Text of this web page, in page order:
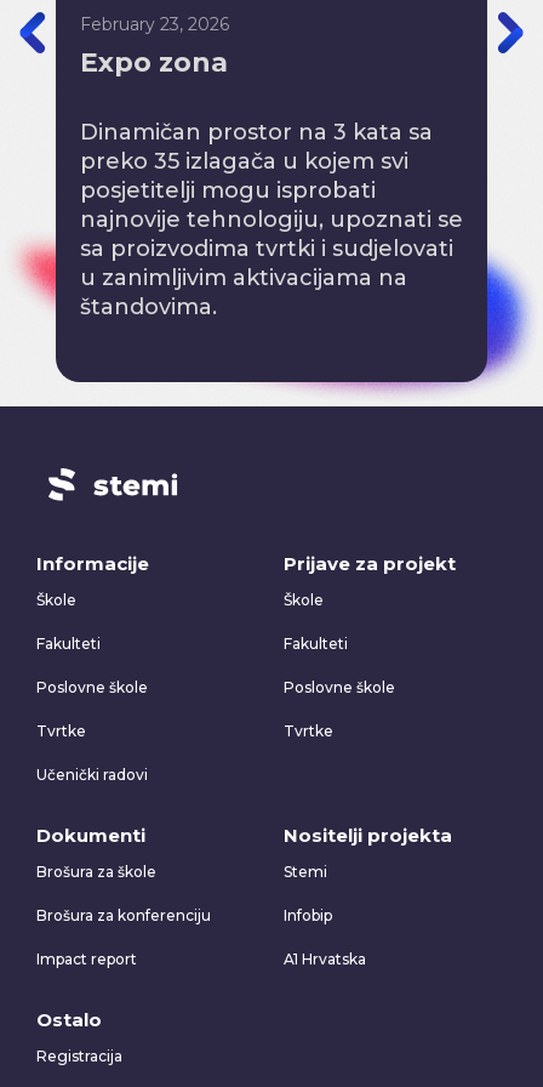
February 23, 2026
Expo zona
Dinamičan prostor na 3 kata sa
preko 35 izlagača u kojem svi
posjetitelji mogu isprobati
najnovije tehnologiju, upoznati se
sa proizvodima tvrtki i sudjelovati
u zanimljivim aktivacijama na
štandovima.
Informacije
Škole
Fakulteti
Poslovne škole
Tvrtke
Učenički radovi
Prijave za projekt
Škole
Fakulteti
Poslovne škole
Tvrtke
Dokumenti
Brošura za škole
Brošura za konferenciju
Impact report
Nositelji projekta
Stemi
Infobip
A1 Hrvatska
Ostalo
Registracija